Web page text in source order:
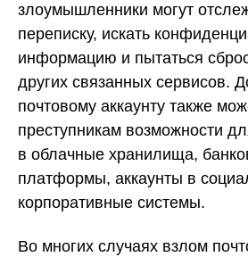
злоумышленники могут
переписку, искать
информацию и пытаться
других связанных сервисов.
почтовому аккаунту также
преступникам возможности
в облачные хранилища,
платформы, аккаунты в
корпоративные системы.
Во многих случаях взлом